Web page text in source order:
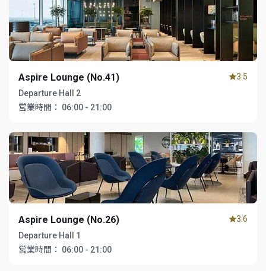
Aspire Lounge (No.41)
Departure Hall 2
営業時間：
06:00 - 21:00
3.5
Aspire Lounge (No.26)
Departure Hall 1
営業時間：
06:00 - 21:00
3.6